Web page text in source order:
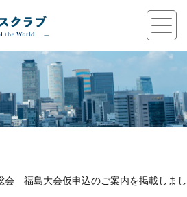
会 福島大会仮申込のご案内を掲載しまし